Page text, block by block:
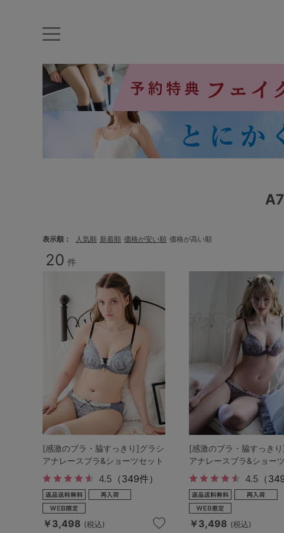
ナイトブラ ノンワイヤー 特盛ブラ チューブトップ 折り畳み
ルームウェア アームカバー
カテゴリから探す
ライフスタイル
メンズ
キッズ
マタニティ
ギフトラッピング
SALE
サイズからブラを探す
表示順 人気順 新着順 価格が安い順 価格が高い順
20 件
[感激のブラ・脇すっきり]グラシ
アナレースブラ&ショーツセット
4.5 （349件）
￥3,498 (税込)
[感激のブラ・脇すっき
アナレースブラ&ショー
4.5 （
￥3,498 (税込)